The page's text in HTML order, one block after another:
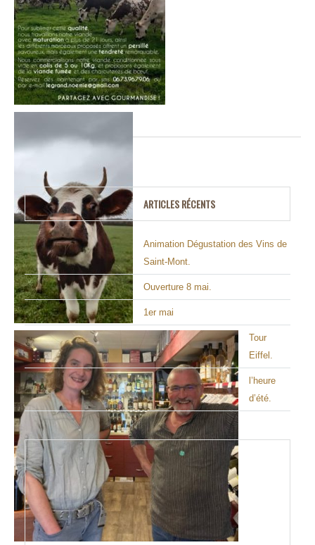
ARTICLES RÉCENTS
Animation Dégustation des Vins de
Saint-Mont.
Ouverture 8 mai.
1er mai
Tour
Eiffel.
l’heure
d’été.